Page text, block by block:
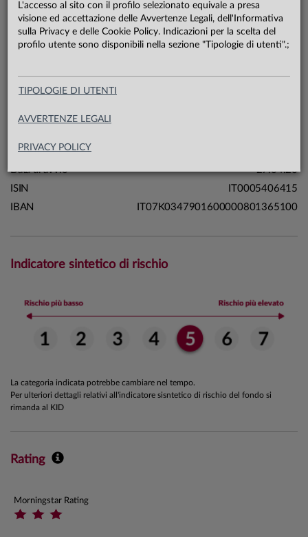
L'accesso al sito con il profilo selezionato equivale a presa
visione ed accettazione delle Avvertenze Legali, dell'Informativa
sulla Privacy e delle Cookie Policy. Indicazioni per la scelta del
profilo utente sono disponibili nella sezione "Tipologie di utenti".;
TIPOLOGIE DI UTENTI
AVVERTENZE LEGALI
PRIVACY POLICY
Carta di identità
Linea
Mercati
Sistema
Macrocategoria
Domicilio
Data di avvio
27.04.20
ISIN
IT0005406415
IBAN
IT07K0347901600000801365100
Indicatore sintetico di rischio
La categoria indicata potrebbe cambiare nel tempo.
Per ulteriori dettagli relativi all'indicatore sisntetico di rischio del fondo si
rimanda al KID
Rating
Morningstar Rating